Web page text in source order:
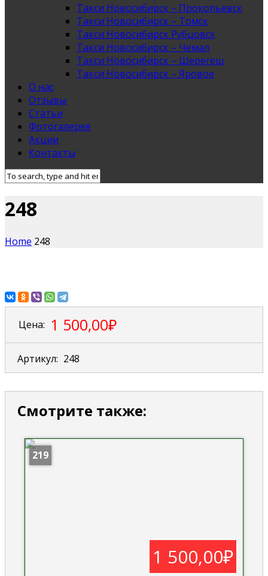
Такси Новосибирск – Прокопьевск
Такси Новосибирск – Томск
Такси Новосибирск Рубцовск
Такси Новосибирск – Чемал
Такси Новосибирск – Шерегеш
Такси Новосибирск – Яровое
О нас
Отзывы
Статьи
Фотогалерея
Акции
Контакты
248
Home 248
Цена: 1 500,00₽
Артикул: 248
Смотрите также:
219
1 500,00₽